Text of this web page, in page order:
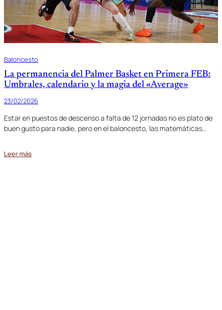
Baloncesto
La permanencia del Palmer Basket en Primera FEB:
Umbrales, calendario y la magia del «Average»
23/02/2026
Estar en puestos de descenso a falta de 12 jornadas no es plato de
buen gusto para nadie, pero en el baloncesto, las matemáticas…
Leer más